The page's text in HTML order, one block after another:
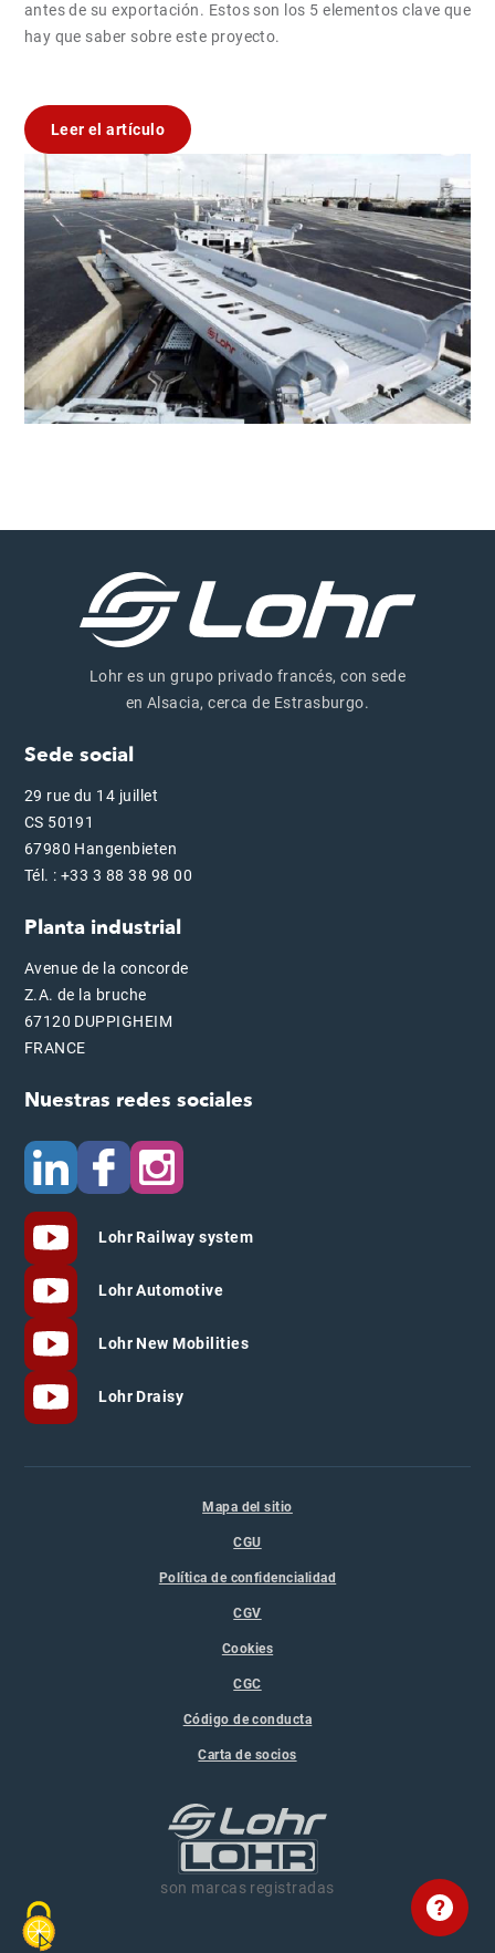
antes de su exportación. Estos son los 5 elementos clave que
hay que saber sobre este proyecto.
Leer el artículo
?
Lohr es un grupo privado francés, con sede
en Alsacia, cerca de Estrasburgo.
Sede social
29 rue du 14 juillet
CS 50191
67980 Hangenbieten
Tél. : +33 3 88 38 98 00
Planta industrial
Avenue de la concorde
Z.A. de la bruche
67120 DUPPIGHEIM
FRANCE
Nuestras redes sociales
Lohr Railway system
Lohr Automotive
Lohr New Mobilities
Lohr Draisy
Mapa del sitio
CGU
Política de confidencialidad
CGV
Cookies
CGC
Código de conducta
Carta de socios
son marcas registradas